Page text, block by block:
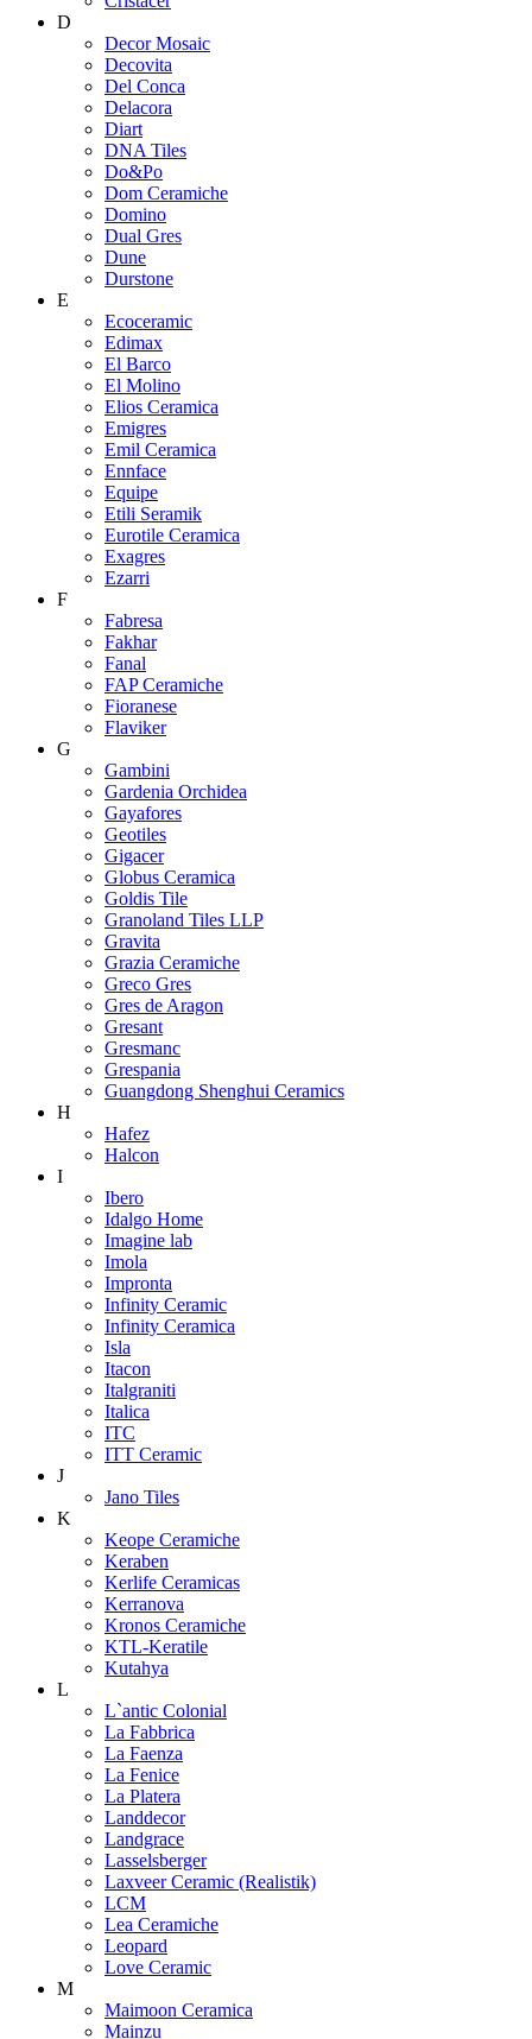
D
Decor Mosaic
Decovita
Del Conca
Delacora
Diart
DNA Tiles
Do&Po
Dom Ceramiche
Domino
Dual Gres
Dune
Durstone
E
Ecoceramic
Edimax
El Barco
El Molino
Elios Ceramica
Emigres
Emil Ceramica
Ennface
Equipe
Etili Seramik
Eurotile Ceramica
Exagres
Ezarri
F
Fabresa
Fakhar
Fanal
FAP Ceramiche
Fioranese
Flaviker
G
Gambini
Gardenia Orchidea
Gayafores
Geotiles
Gigacer
Globus Ceramica
Goldis Tile
Granoland Tiles LLP
Gravita
Grazia Ceramiche
Greco Gres
Gres de Aragon
Gresant
Gresmanc
Grespania
Guangdong Shenghui Ceramics
H
Hafez
Halcon
I
Ibero
Idalgo Home
Imagine lab
Imola
Impronta
Infinity Ceramic
Infinity Ceramica
Isla
Itacon
Italgraniti
Italica
ITC
ITT Ceramic
J
Jano Tiles
K
Keope Ceramiche
Keraben
Kerlife Ceramicas
Kerranova
Kronos Ceramiche
KTL-Keratile
Kutahya
L
L`antic Colonial
La Fabbrica
La Faenza
La Fenice
La Platera
Landdecor
Landgrace
Lasselsberger
Laxveer Ceramic (Realistik)
LCM
Lea Ceramiche
Leopard
Love Ceramic
M
Maimoon Ceramica
Mainzu